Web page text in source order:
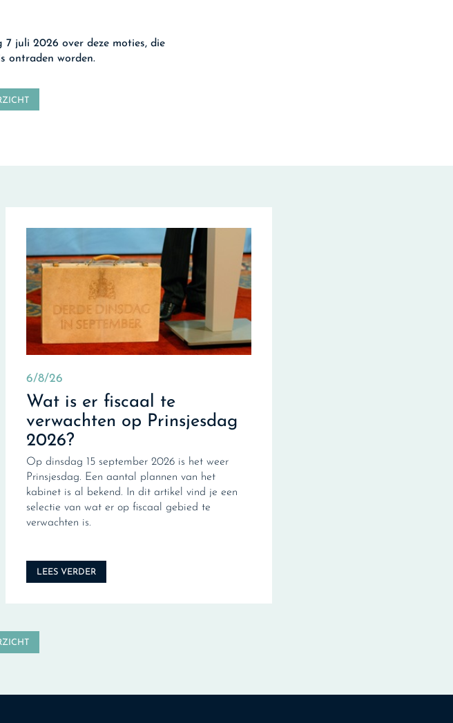
7 juli 2026 over deze moties, die
ontraden worden.
6/8/26
Wat is er fiscaal te
verwachten op Prinsjesdag
2026?
Op dinsdag 15 september 2026 is het weer
Prinsjesdag. Een aantal plannen van het
kabinet is al bekend. In dit artikel vind je een
selectie van wat er op fiscaal gebied te
verwachten is.
LEES VERDER